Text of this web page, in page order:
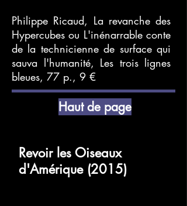
Philippe Ricaud, La revanche des
Hypercubes ou L'inénarrable conte
de la technicienne de surface qui
sauva l'humanité, Les trois lignes
bleues, 77 p., 9 €
Haut de page
Revoir les Oiseaux
d'Amérique (2015)